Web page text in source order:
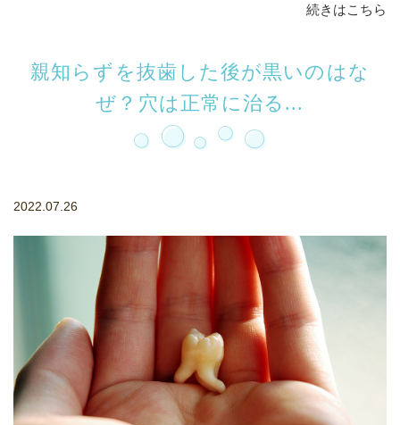
続きはこちら
親知らずを抜歯した後が黒いのはな
ぜ？穴は正常に治る...
2022.07.26